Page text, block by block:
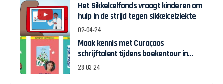
Het Sikkelcelfonds vraagt kinderen om
hulp in de strijd tegen sikkelcelziekte
02-04-24
Maak kennis met Curaçaos
schrijftalent tijdens boekentour in
april
28-03-24